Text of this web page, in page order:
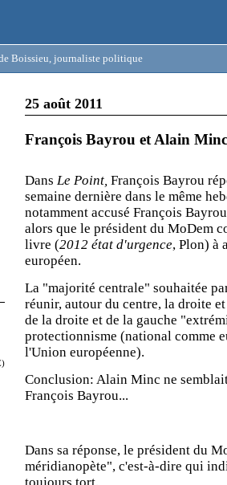
Boissieu, journaliste politique
25 août 2011
François Bayrou et Alain
Dans Le Point, François Bayrou
semaine dernière dans le même
notamment accusé François
alors que le président du MoDem
livre (2012 état d'urgence, Plon) à
européen.
La "majorité centrale" souhaitée
réunir, autour du centre, la droite
de la droite et de la gauche
protectionnisme (national comme
l'Union européenne).
Conclusion: Alain Minc ne
François Bayrou...
Dans sa réponse, le président du
méridianopète", c'est-à-dire qui